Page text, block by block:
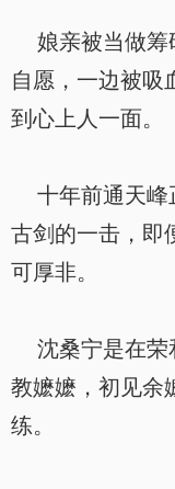
娘亲被当做筹
自愿，一边被吸
到心上人一面。
十年前通天峰
古剑的一击，即
可厚非。
沈桑宁是在荣
教嬷嬷，初见余
练。